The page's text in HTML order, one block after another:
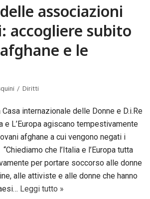
associazioni
accogliere subito
e le
Diritti
Casa internazionale delle Donne e D.i.Re
e L’Europa agiscano tempestivamente
afghane a cui vengono negati i
che l’Italia e l’Europa tutta
per portare soccorso alle donne
alle attiviste e alle donne che hanno
Leggi tutto »